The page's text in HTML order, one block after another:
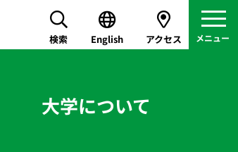
検索
English アクセス
大学について